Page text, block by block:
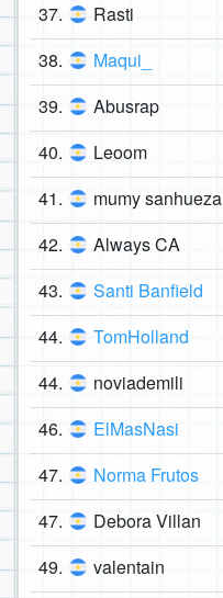
37. Rasti
38. Maqui_
39. Abusrap
40. Leoom
41. mumy sanhueza
42. Always CA
43. Santi Banfield
44. TomHolland
44. noviademili
46. ElMasNasi
47. Norma Frutos
47. Debora Villan
49. valentain